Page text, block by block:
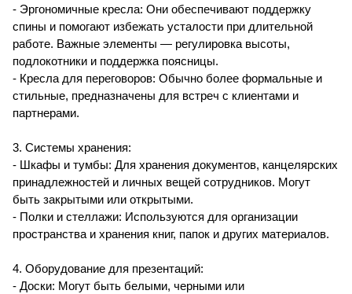
- Эргономичные кресла: Они обеспечивают поддержку
спины и помогают избежать усталости при длительной
работе. Важные элементы — регулировка высоты,
подлокотники и поддержка поясницы.
- Кресла для переговоров: Обычно более формальные и
стильные, предназначены для встреч с клиентами и
партнерами.
3. Системы хранения:
- Шкафы и тумбы: Для хранения документов, канцелярских
принадлежностей и личных вещей сотрудников. Могут
быть закрытыми или открытыми.
- Полки и стеллажи: Используются для организации
пространства и хранения книг, папок и других материалов.
4. Оборудование для презентаций:
- Доски: Могут быть белыми, черными или